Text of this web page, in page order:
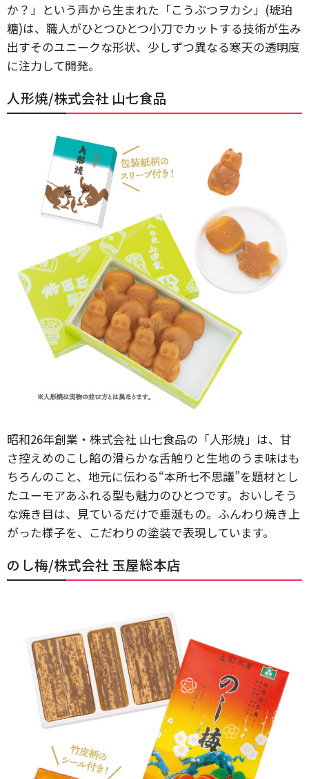
か？」という声から生まれた「こうぶつヲカシ」(琥珀
糖)は、職人がひとつひとつ小刀でカットする技術が生み
出すそのユニークな形状、少しずつ異なる寒天の透明度
に注力して開発。
人形焼/株式会社 山七食品
昭和26年創業・株式会社 山七食品の「人形焼」は、甘
さ控えめのこし餡の滑らかな舌触りと生地のうま味はも
ちろんのこと、地元に伝わる“本所七不思議”を題材とし
たユーモアあふれる型も魅力のひとつです。おいしそう
な焼き目は、見ているだけで垂涎もの。ふんわり焼き上
がった様子を、こだわりの塗装で表現しています。
のし梅/株式会社 玉屋総本店